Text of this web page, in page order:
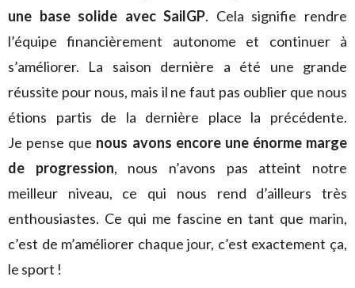
une base solide avec SailGP. Cela signifie rendre
l’équipe financièrement autonome et continuer à
s’améliorer. La saison dernière a été une grande
réussite pour nous, mais il ne faut pas oublier que nous
étions partis de la dernière place la précédente.
Je pense que nous avons encore une énorme marge
de progression, nous n’avons pas atteint notre
meilleur niveau, ce qui nous rend d’ailleurs très
enthousiastes. Ce qui me fascine en tant que marin,
c’est de m’améliorer chaque jour, c’est exactement ça,
le sport !